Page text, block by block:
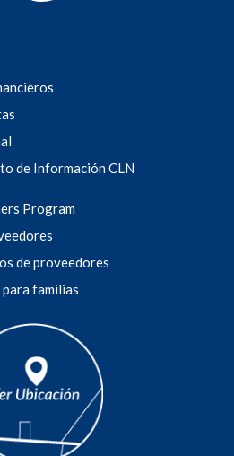
de Información CLN
Program
de proveedores
familias